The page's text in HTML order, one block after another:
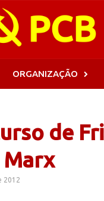
ORGANIZAÇÃO
de
Marx
2012